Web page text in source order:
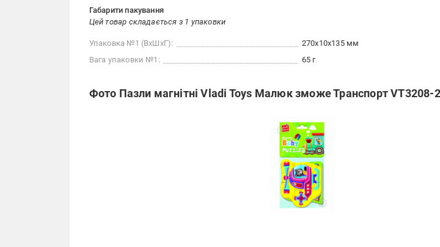
Габарити пакування
Цей товар складається з 1 упаковки
Упаковка №1 (ВхШхГ):
270x10x135 мм
Вага упаковки №1:
65 г
Фото Пазли магнітні Vladi Toys Малюк зможе Транспорт VT3208-